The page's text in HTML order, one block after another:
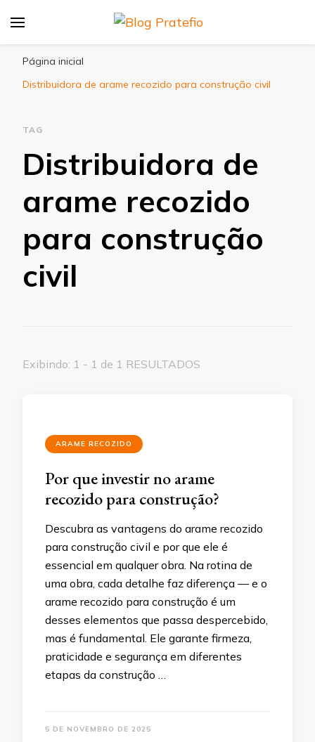
Página inicial
Distribuidora de arame recozido para construção civil
TAG
Distribuidora de
arame recozido
para construção
civil
Exibindo: 1 - 1 de 1 RESULTADOS
ARAME RECOZIDO
Por que investir no arame
recozido para construção?
Descubra as vantagens do arame recozido
para construção civil e por que ele é
essencial em qualquer obra. Na rotina de
uma obra, cada detalhe faz diferença — e o
arame recozido para construção é um
desses elementos que passa despercebido,
mas é fundamental. Ele garante firmeza,
praticidade e segurança em diferentes
etapas da construção …
5 DE NOVEMBRO DE 2025